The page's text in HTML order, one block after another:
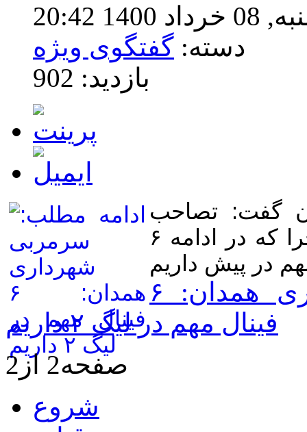
20:42
دسته: گفتگوی ویژه
بازدید: 902
گفت: تصاحب
صدرجدول لیگ ۲ پایان کار ما نیست چرا که در ادامه ۶
ادامه مطلب: سرمربی شهرداری همدان: ۶
فینال مهم در لیگ ۲ داریم
صفحه2 از2
شروع